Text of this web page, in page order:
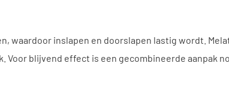
waardoor inslapen en doorslapen lastig wordt.
blijvend effect is een gecombineerde aanpak